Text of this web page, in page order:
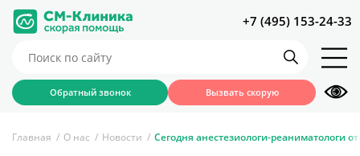
+7 (495) 153-24-33
Обратный звонок Вызвать скорую
Главная О нас Новости Сегодня анестезиологи-реаниматологи